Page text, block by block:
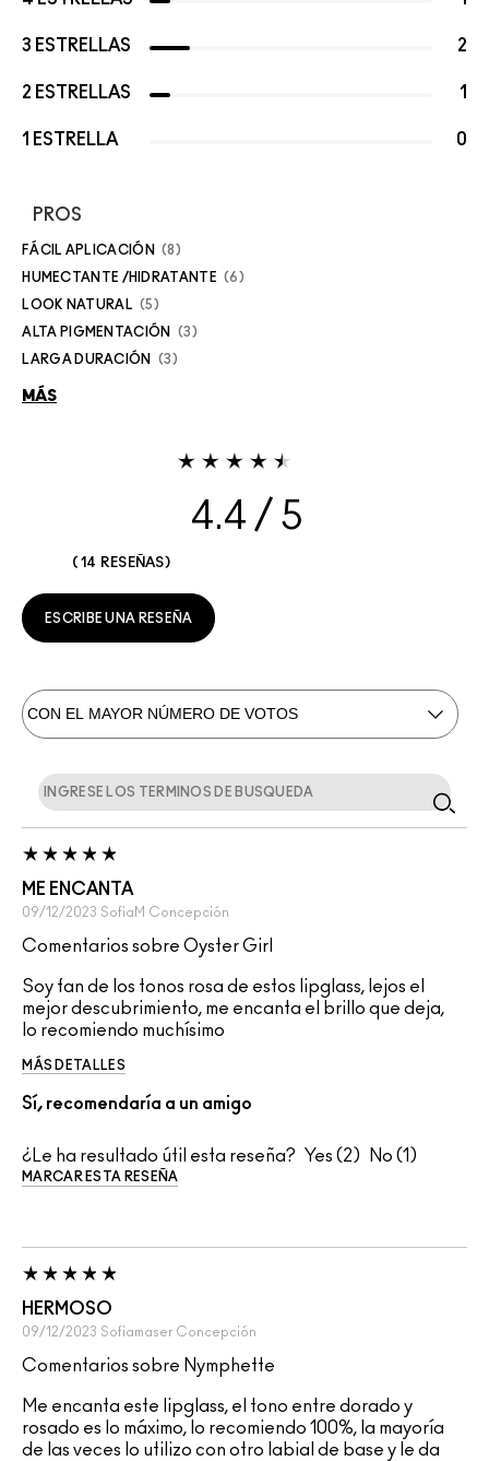
3 ESTRELLAS 2
2 ESTRELLAS 1
1 ESTRELLA 0
PROS
FÁCIL APLICACIÓN 8
HUMECTANTE /HIDRATANTE 6
LOOK NATURAL 5
ALTA PIGMENTACIÓN 3
LARGA DURACIÓN 3
MÁS
4.4
14 RESEÑAS
ESCRIBE UNA RESEÑA
ME ENCANTA
09/12/2023 SofiaM Concepción
Comentarios sobre Oyster Girl
Soy fan de los tonos rosa de estos lipglass, lejos el
mejor descubrimiento, me encanta el brillo que deja,
lo recomiendo muchísimo
MÁS DETALLES
Sí, recomendaría a un amigo
¿Le ha resultado útil esta reseña? 2 1
MARCAR ESTA RESEÑA
HERMOSO
09/12/2023 Sofiamaser Concepción
Comentarios sobre Nymphette
Me encanta este lipglass, el tono entre dorado y
rosado es lo máximo, lo recomiendo 100%, la mayoría
de las veces lo utilizo con otro labial de base y le da